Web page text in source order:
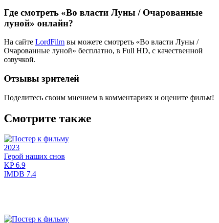
Где смотреть «Во власти Луны / Очарованные
луной» онлайн?
На сайте LordFilm вы можете смотреть «Во власти Луны /
Очарованные луной» бесплатно, в Full HD, с качественной
озвучкой.
Отзывы зрителей
Поделитесь своим мнением в комментариях и оцените фильм!
Смотрите также
2023
Герой наших снов
KP6.9
IMDB 7.4